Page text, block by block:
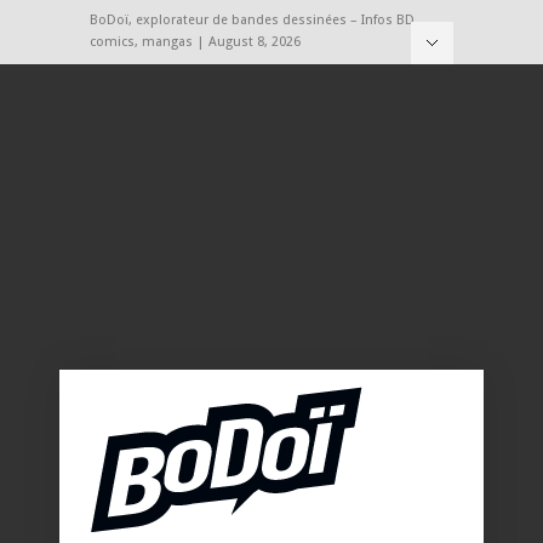
BoDoï, explorateur de bandes dessinées – Infos BD,
comics, mangas | August 8, 2026